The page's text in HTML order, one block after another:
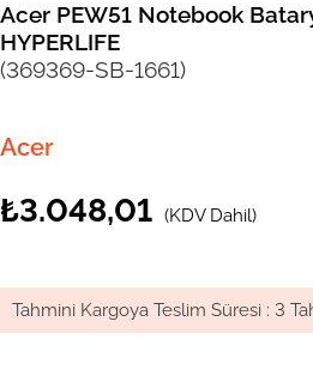
Acer PEW51 Notebook
HYPERLIFE
(369369-SB-1661)
Acer
₺3.048,01 (KDV Dahil)
Tahmini Kargoya Teslim Süresi : 3